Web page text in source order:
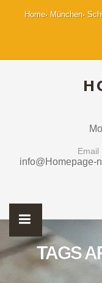
Home München
Email
info@Homepage-
TAGS